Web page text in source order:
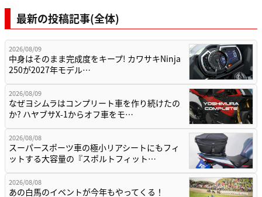
最新の投稿記事(全体)
2026/08/09
中身はそのまま完成度をキープ! カワサキNinja
250が2027年モデル…
2026/08/09
なぜヨシムラはコンプリート車を作り続けたの
か? ハヤブサX-1からオフ車をモ…
2026/08/08
スーパースポーツ車の極小リアシートにもフィ
ットする大容量の『スポルトフィット…
2026/08/08
あの白馬のイベントが今年もやってくる！